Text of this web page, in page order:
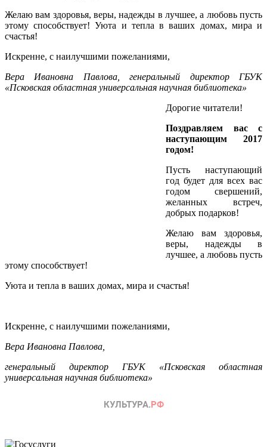
Желаю вам здоровья, веры, надежды в лучшее, а любовь пусть
этому способствует! Уюта и тепла в ваших домах, мира и
счастья!
Искренне, с наилучшими пожеланиями,
Вера Ивановна Павлова, генеральный директор ГБУК
«Псковская областная универсальная научная библиотека»
Дорогие читатели!
Поздравляем вас с
наступающим 2017
годом!
Пусть наступающий
год будет для всех вас
годом свершений,
желанных встреч,
добрых подарков!
Желаю вам здоровья,
веры, надежды в
лучшее, а любовь пусть
этому способствует!
Уюта и тепла в ваших домах, мира и счастья!
Искренне, с наилучшими пожеланиями,
Вера Ивановна Павлова,
генеральный директор ГБУК «Псковская областная
универсальная научная библиотека»